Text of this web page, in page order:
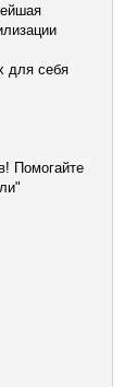
для себя
Помогайте